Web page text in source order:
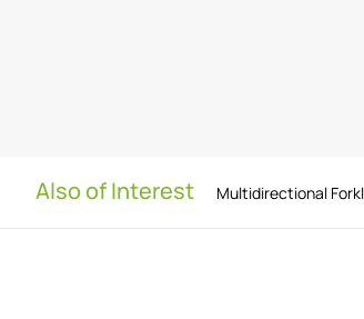
Also of Interest Multidirectional